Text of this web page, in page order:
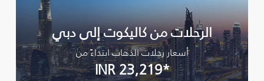
الرحلات من كاليكوت إلى دبي
أسعار رحلات الذهاب ابتداءً من
*INR 23,219